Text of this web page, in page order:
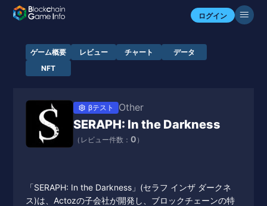
ログイン
ゲーム概要 レビュー チャート
データ
NFT
βテスト Other
SERAPH: In the Darkness
（レビュー件数： 0 ）
「SERAPH: In the Darkness」(セラフ インザ ダークネ
ス)は、Actozの子会社が開発し、ブロックチェーンの特